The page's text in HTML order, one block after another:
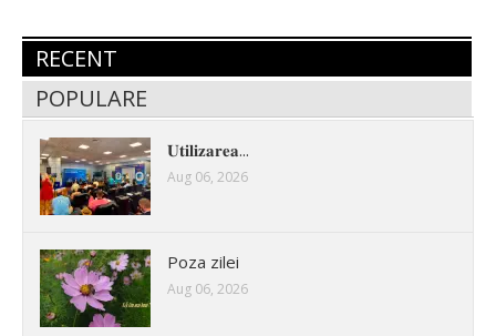
RECENT
POPULARE
𝐔𝐭𝐢𝐥𝐢𝐳𝐚𝐫𝐞𝐚...
Aug 06, 2026
Poza zilei
Aug 06, 2026